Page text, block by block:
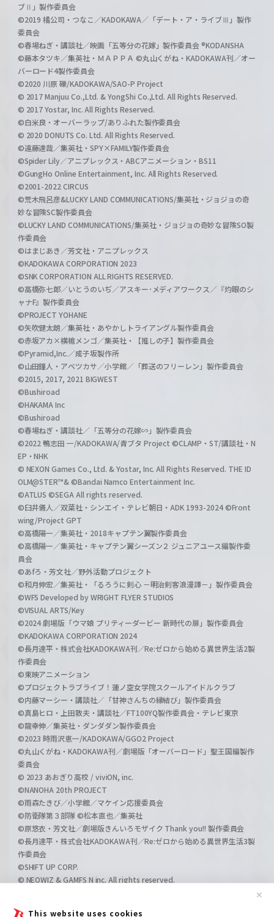
This website uses cookies
✕
ブⅡ」製作委員会
©2019 橘公司・つなこ／KADOKAWA／「デート・ア・ライブⅢ」製作
委員会
©春場ねぎ・講談社／映画「五等分の花嫁」製作委員会 ®KODANSHA
©藤本タツキ／集英社・ＭＡＰＰＡ ©丸山くがね・KADOKAWA刊／オー
バーロード4製作委員会
©2020 川原 礫/KADOKAWA/SAO-P Project
© 2017 Manjuu Co.,Ltd. & YongShi Co.,Ltd. All Rights Reserved.
© 2017 Yostar, Inc. All Rights Reserved.
©白米良・オーバーラップ/ありふれた製作委員会
© 2020 DONUTS Co. Ltd. All Rights Reserved.
©遠藤達哉／集英社・SPY×FAMILY製作委員会
©Spider Lily／アニプレックス・ABCアニメーション・BS11
©GungHo Online Entertainment, Inc. All Rights Reserved.
©2001-2022 CIRCUS
©荒木飛呂彦&LUCKY LAND COMMUNICATIONS/集英社・ジョジョの奇
妙な冒険SC製作委員会
©LUCKY LAND COMMUNICATIONS/集英社・ジョジョの奇妙な冒険SO製
作委員会
©はまじあき／芳文社・アニプレックス
©KADOKAWA CORPORATION 2023
©SNK CORPORATION ALL RIGHTS RESERVED.
©高橋弥七郎／いとうのいぢ／アスキー･メディアワークス／『灼眼のシ
ャナF』製作委員会
©PROJECT YOHANE
©矢吹健太朗／集英社・あやかしトライアングル製作委員会
©赤坂アカ×横槍メンゴ／集英社・【推しの子】製作委員会
©Pyramid,Inc.／成子坂製作所
©山田鐘人・アベツカサ／小学館／「葬送のフリーレン」製作委員会
©2015, 2017, 2021 BIGWEST
©Bushiroad
©HAKAMA Inc
©Bushiroad
©春場ねぎ・講談社／「五等分の花嫁∽」製作委員会
©2022 鴨志田 一/KADOKAWA/青ブタ Project ©CLAMP・ST/講談社・N
EP・NHK
© NEXON Games Co., Ltd. & Yostar, Inc. All Rights Reserved. THE ID
OLM@STER™& ©Bandai Namco Entertainment Inc.
©ATLUS ©SEGA All rights reserved.
©臼井儀人／双葉社・シンエイ・テレビ朝日・ADK 1993-2024 ©Front
wing/Project GPT
©高橋陽一／集英社・2018キャプテン翼製作委員会
©高橋陽一／集英社・キャプテン翼シーズン２ ジュニアユース編製作委
員会
©あfろ・芳文社／野外活動プロジェクト
©和月伸宏／集英社・「るろうに剣心 －明治剣客浪漫譚－」製作委員会
©WFS Developed by WRIGHT FLYER STUDIOS
©VISUAL ARTS/Key
©2024 劇場版「ウマ娘 プリティーダービー 新時代の扉」製作委員会
©KADOKAWA CORPORATION 2024
©長月達平・株式会社KADOKAWA刊／Re:ゼロから始める異世界生活2製
作委員会
©東映アニメーション
©プロジェクトラブライブ！蓮ノ空女学院スクールアイドルクラブ
©内藤マーシー・講談社／「甘神さんちの縁結び」製作委員会
©真島ヒロ・上田敦夫・講談社／FT100YQ製作委員会・テレビ東京
©龍幸伸／集英社・ダンダダン製作委員会
©2023 時雨沢恵一/KADOKAWA/GGO2 Project
©丸山くがね・KADOKAWA刊／劇場版「オーバーロード」聖王国編製作
委員会
© 2023 あおぎり高校 / viviON, inc.
©NANOHA 20th PROJECT
©雨森たきび／小学館／マケイン応援委員会
©防衛隊第３部隊 ©松本直也／集英社
©原悠衣・芳文社／劇場版きんいろモザイク Thank you!! 製作委員会
©長月達平・株式会社KADOKAWA刊／Re:ゼロから始める異世界生活3製
作委員会
©SHIFT UP CORP.
© NEOWIZ & GAMFS N inc. All rights reserved.